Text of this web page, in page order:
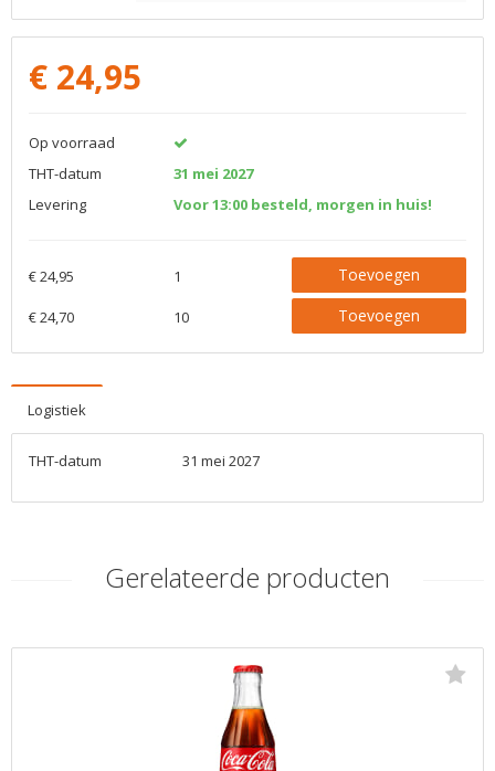
€ 24,95
Op voorraad
THT-datum
31 mei 2027
Levering
Voor 13:00 besteld, morgen in huis!
€ 24,95 1 Toevoegen
€ 24,70 10 Toevoegen
Logistiek
THT-datum 31 mei 2027
Gerelateerde producten